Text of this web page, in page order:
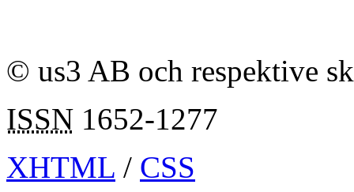
© us3 AB och respektive
ISSN 1652-1277
XHTML / CSS